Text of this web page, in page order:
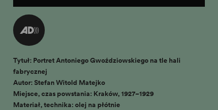
Tytuł: Portret Antoniego Gwoździowskiego na tle hali
fabrycznej
Autor: Stefan Witold Matejko
Miejsce, czas powstania: Kraków, 1927−1929
Materiał, technika: olej na płótnie